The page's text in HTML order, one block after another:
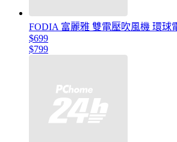
FODIA 富麗雅 雙電壓吹風機 環球
$699
$799